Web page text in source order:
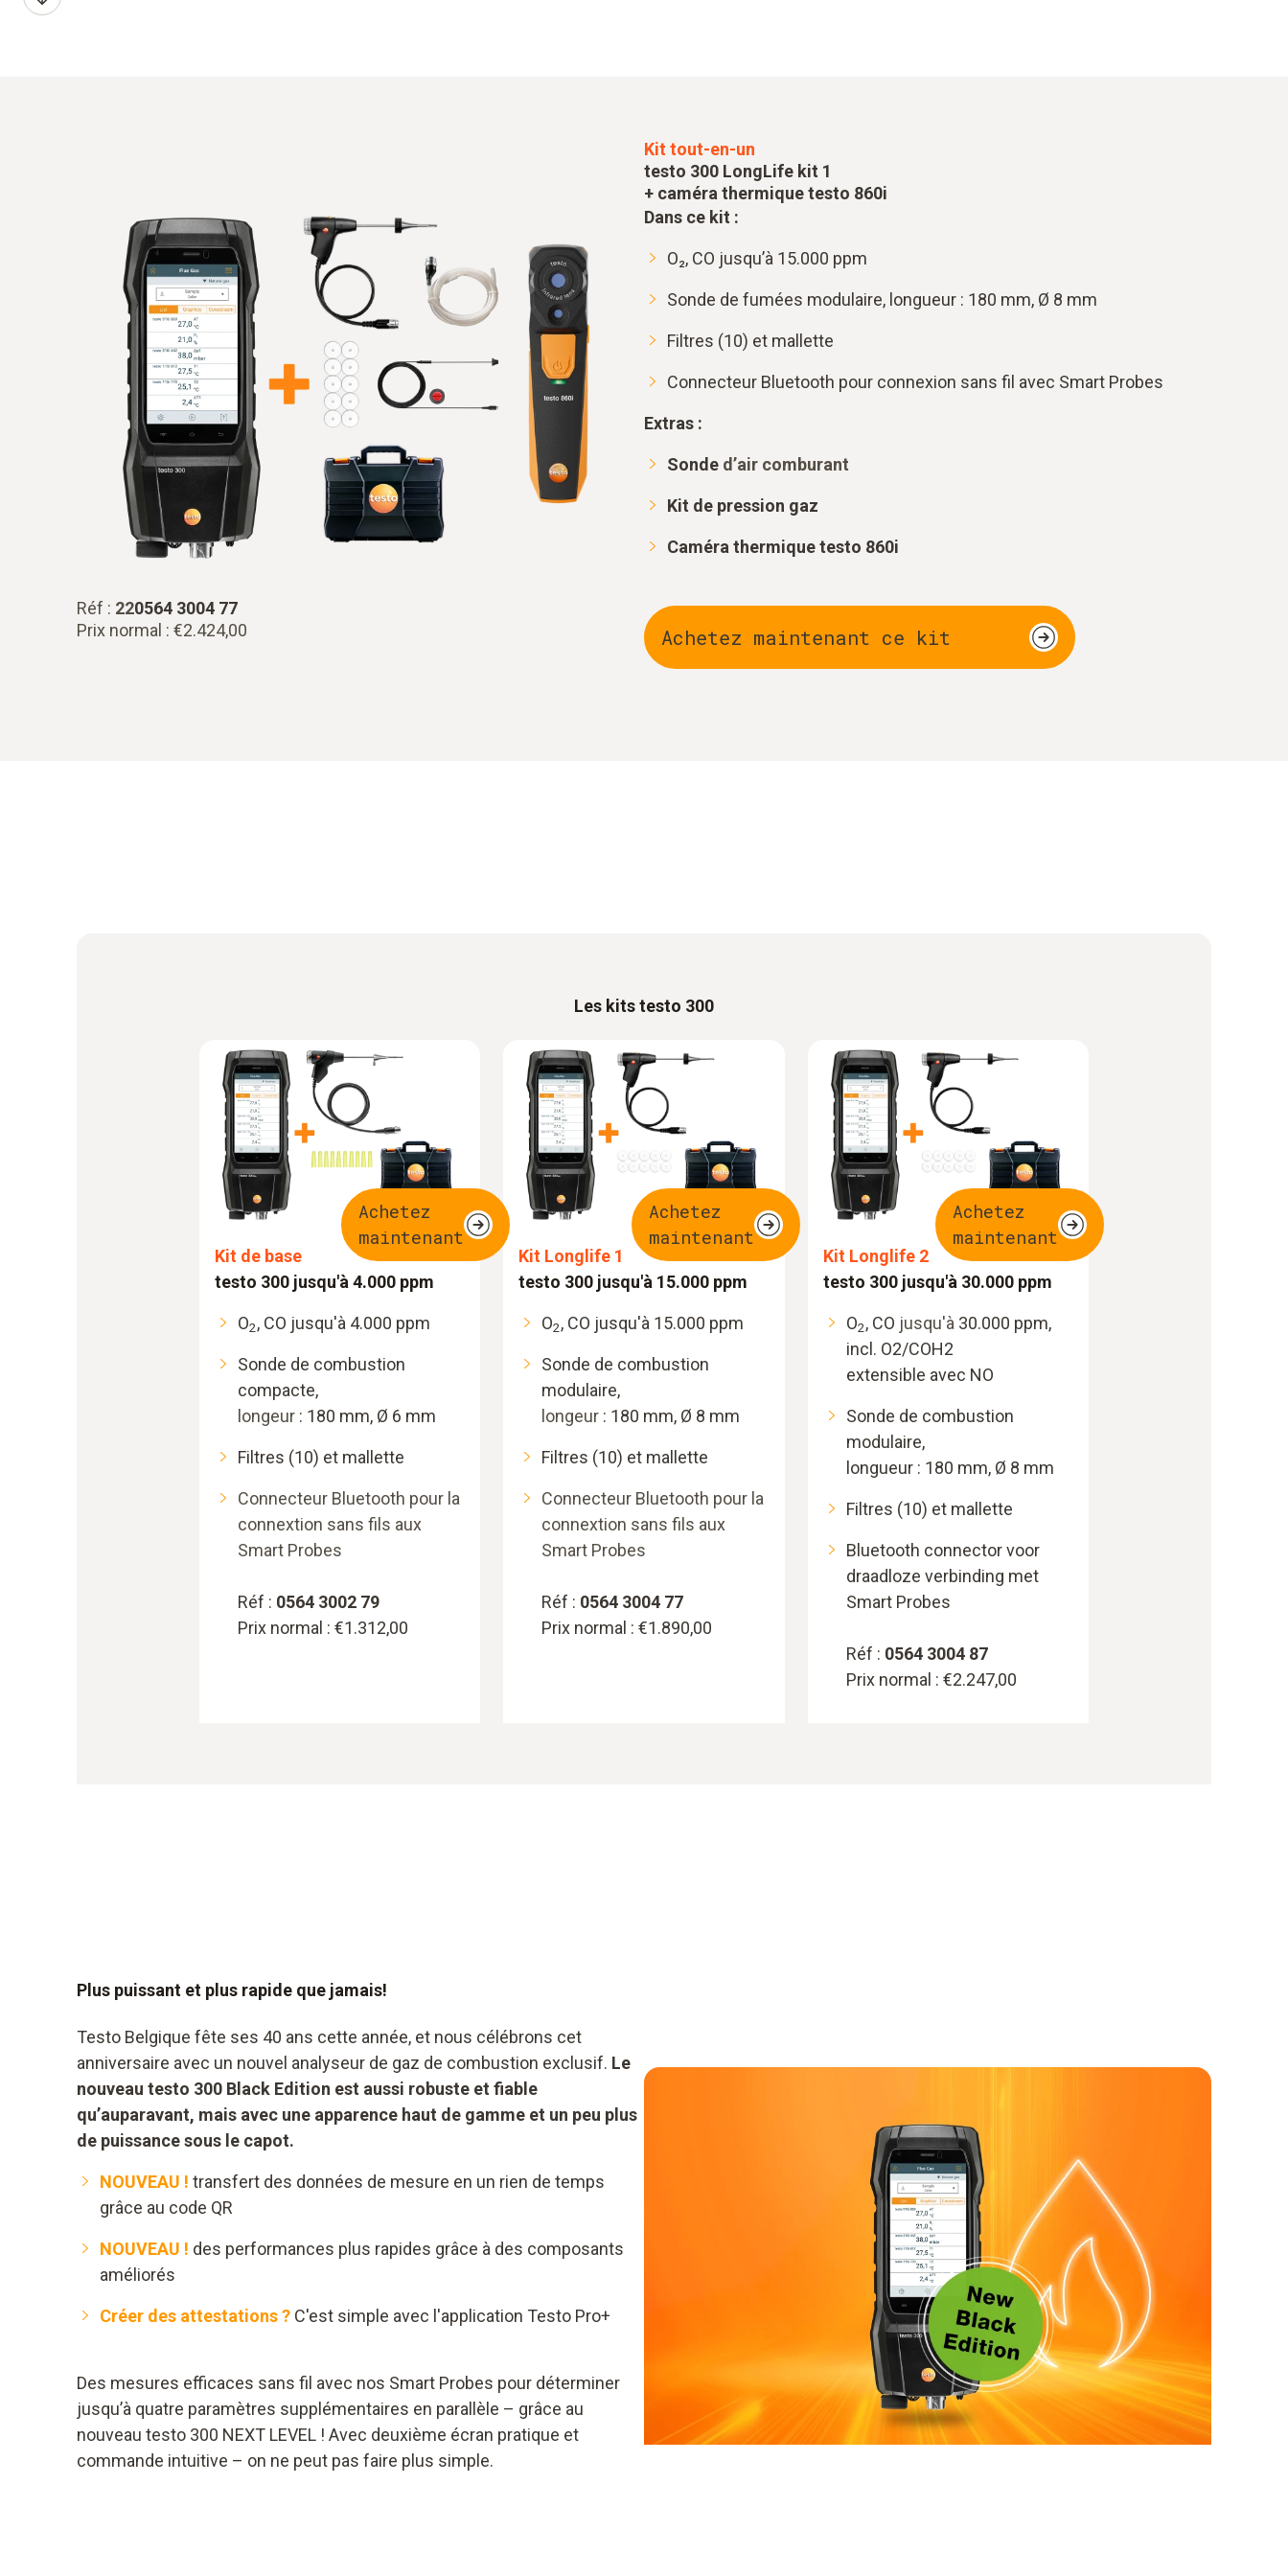
Kit tout-en-un
testo 300 LongLife kit 1
+ caméra thermique testo 860i
Dans ce kit :
O₂, CO jusqu’à 15.000 ppm
Sonde de fumées modulaire, longueur : 180 mm, Ø 8 mm
Filtres (10) et mallette
Connecteur Bluetooth pour connexion sans fil avec Smart Probes
Extras :
Sonde d’air comburant
Kit de pression gaz
Caméra thermique testo 860i
Achetez maintenant ce kit
Réf : 220564 3004 77
Prix normal : €2.424,00
Les kits testo 300
Achetez
maintenant
Kit de base
testo 300 jusqu'à 4.000 ppm
O2, CO jusqu'à 4.000 ppm
Sonde de combustion
compacte,
longeur : 180 mm, Ø 6 mm
Filtres (10) et mallette
Connecteur Bluetooth pour la
connextion sans fils aux
Smart Probes
Réf : 0564 3002 79
Prix normal : €1.312,00
Achetez
maintenant
Kit Longlife 1
testo 300 jusqu'à 15.000 ppm
O2, CO jusqu'à 15.000 ppm
Sonde de combustion
modulaire,
longeur : 180 mm, Ø 8 mm
Filtres (10) et mallette
Connecteur Bluetooth pour la
connextion sans fils aux
Smart Probes
Réf : 0564 3004 77
Prix normal : €1.890,00
Achetez
maintenant
Kit Longlife 2
testo 300 jusqu'à 30.000 ppm
O2, CO jusqu'à 30.000 ppm,
incl. O2/COH2
extensible avec NO
Sonde de combustion
modulaire,
longueur : 180 mm, Ø 8 mm
Filtres (10) et mallette
Bluetooth connector voor
draadloze verbinding met
Smart Probes
Réf : 0564 3004 87
Prix normal : €2.247,00
Plus puissant et plus rapide que jamais!
Testo Belgique fête ses 40 ans cette année, et nous célébrons cet
anniversaire avec un nouvel analyseur de gaz de combustion exclusif. Le
nouveau testo 300 Black Edition est aussi robuste et fiable
qu’auparavant, mais avec une apparence haut de gamme et un peu plus
de puissance sous le capot.
NOUVEAU ! transfert des données de mesure en un rien de temps
grâce au code QR
NOUVEAU ! des performances plus rapides grâce à des composants
améliorés
Créer des attestations ? C'est simple avec l'application Testo Pro+
Des mesures efficaces sans fil avec nos Smart Probes pour déterminer
jusqu’à quatre paramètres supplémentaires en parallèle – grâce au
nouveau testo 300 NEXT LEVEL ! Avec deuxième écran pratique et
commande intuitive – on ne peut pas faire plus simple.